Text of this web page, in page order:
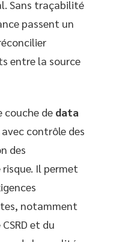
Sans traçabilité
passent un
entre la source
couche de data
contrôle des
des
Il permet
notamment
et du